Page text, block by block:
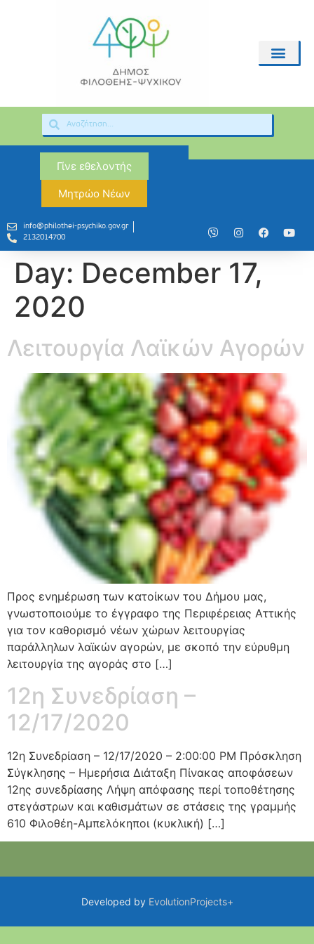
Γίνε εθελοντής
Μητρώο Νέων
info@philothei-psychiko.gov.gr
2132014700
Day: December 17,
2020
Λειτουργία Λαϊκών Αγορών
Προς ενημέρωση των κατοίκων του Δήμου μας,
γνωστοποιούμε το έγγραφο της Περιφέρειας Αττικής
για τον καθορισμό νέων χώρων λειτουργίας
παράλληλων λαϊκών αγορών, με σκοπό την εύρυθμη
λειτουργία της αγοράς στο […]
12η Συνεδρίαση –
12/17/2020
12η Συνεδρίαση – 12/17/2020 – 2:00:00 PM Πρόσκληση
Σύγκλησης – Ημερήσια Διάταξη Πίνακας αποφάσεων
12ης συνεδρίασης Λήψη απόφασης περί τοποθέτησης
στεγάστρων και καθισμάτων σε στάσεις της γραμμής
610 Φιλοθέη-Αμπελόκηποι (κυκλική) […]
Developed by EvolutionProjects+